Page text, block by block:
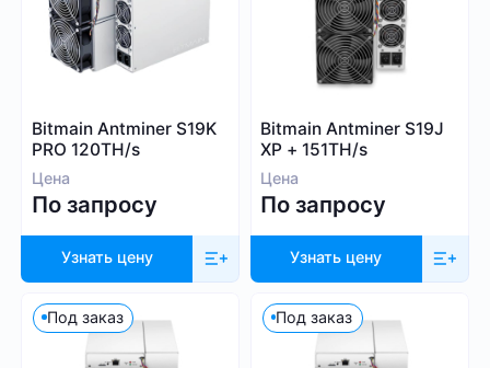
Blake (14r)
Handshake
Lyra2REv2
Randomx
Ethash4G
Криптовалюта
Dogecoin (DOGE)
Litecoin (LTC)
Kadena (KDA)
Nervos (CKB)
Ethereum (ETH)
DASH (DASH)
EthereumPoW (ETHW)
Посмотреть все
Bitmain Antminer S19K
PRO 120TH/s
Цена
По запросу
Узнать цену
Bitmain Antminer S19J
XP + 151TH/s
Цена
По запросу
Узнать цену
Под заказ Под заказ